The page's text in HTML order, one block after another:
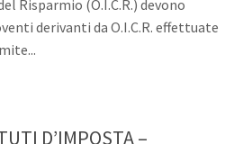
Risparmio (O.I.C.R.) devono
derivanti da O.I.C.R. effettuate
D’IMPOSTA –